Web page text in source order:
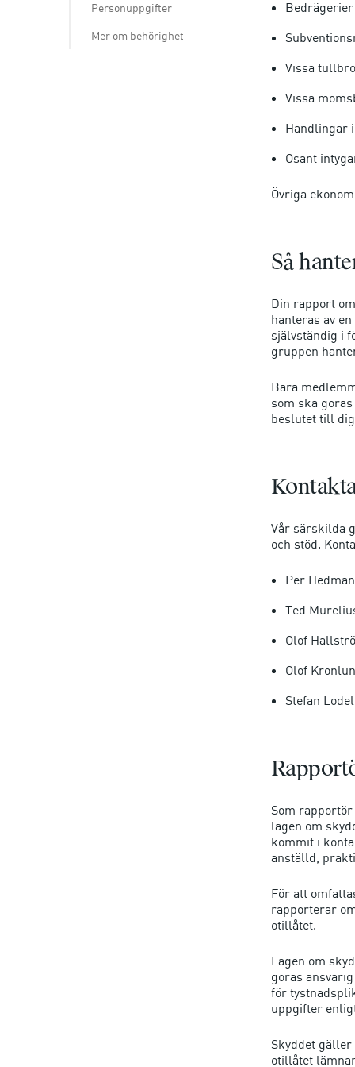
Personuppgifter
Mer om behörighet
Vissa
Vissa
Handlingar
Osant
Övriga
Så
Din rapport
hanteras av
självständig i
gruppen
Bara
som ska
beslutet till
Vår särskilda
och stöd.
Per
Ted
Olof
Olof
Stefan
Som
lagen om
kommit i
anställd,
För att
rapporterar
otillåtet.
Lagen om
göras
för
uppgifter
Skyddet
otillåtet